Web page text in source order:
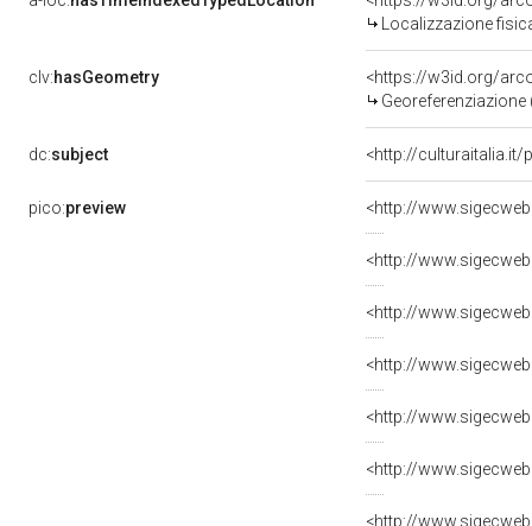
Localizzazione
clv:hasGeometry
<https://w3id.org/
dc:subject <http://culturaitalia.it/
pico:preview